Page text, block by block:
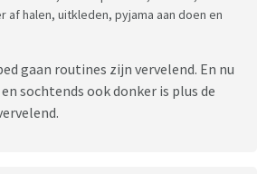
af halen, uitkleden, pyjama aan doen en
gaan routines zijn vervelend. En nu
sochtends ook donker is plus de